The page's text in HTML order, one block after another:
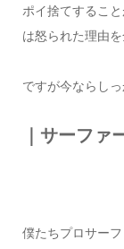
ポイ捨てするこ
は怒られた理由
ですが今ならしっ
｜サーファ
僕たちプロサー